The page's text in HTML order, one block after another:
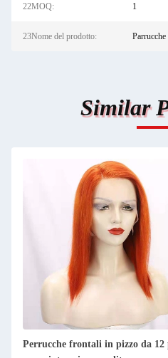
22MOQ: 1
23Nome del prodotto:
Similar
Perrucche frontali in pizzo da 12